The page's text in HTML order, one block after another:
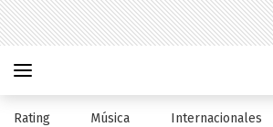
Rating Música Internacionales